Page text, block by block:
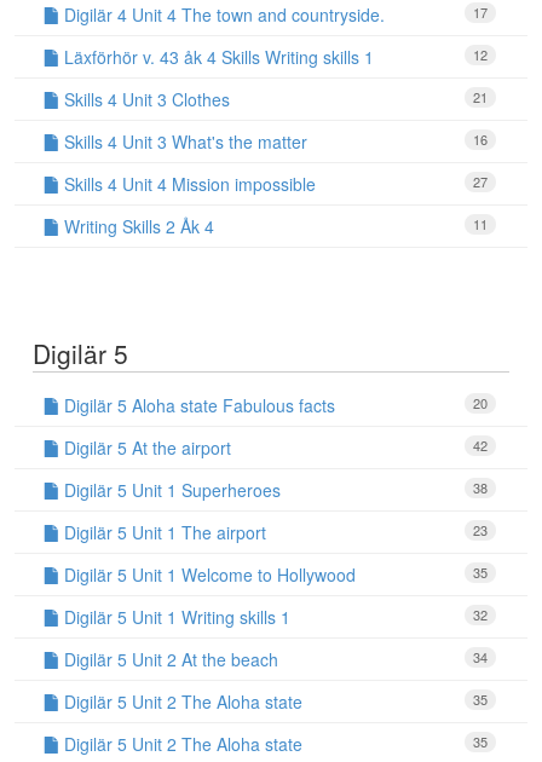
17
Digilär 4 Unit 4 The town and countryside.
12
Läxförhör v. 43 åk 4 Skills Writing skills 1
21
Skills 4 Unit 3 Clothes
16
Skills 4 Unit 3 What's the matter
27
Skills 4 Unit 4 Mission impossible
11
Writing Skills 2 Åk 4
Digilär 5
20
Digilär 5 Aloha state Fabulous facts
42
Digilär 5 At the airport
38
Digilär 5 Unit 1 Superheroes
23
Digilär 5 Unit 1 The airport
35
Digilär 5 Unit 1 Welcome to Hollywood
32
Digilär 5 Unit 1 Writing skills 1
34
Digilär 5 Unit 2 At the beach
35
Digilär 5 Unit 2 The Aloha state
35
Digilär 5 Unit 2 The Aloha state